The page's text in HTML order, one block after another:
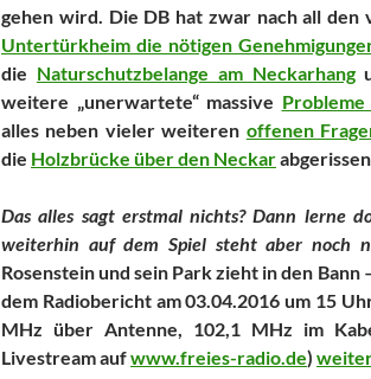
gehen wird. Die DB hat zwar nach all den
Untertürkheim die nötigen
die Naturschutzbelange am Neckarhang
weitere „unerwartete“ massive
alles neben vieler weiteren offenen
die Holzbrücke über den Neckar
Das alles sagt erstmal nichts? Dann lerne
weiterhin auf dem Spiel steht aber noch
Rosenstein und sein Park zieht in den Bann
dem Radiobericht am 03.04.2016 um 15
MHz über Antenne, 102,1 MHz im
Livestream aufwww.freies-radio.de)